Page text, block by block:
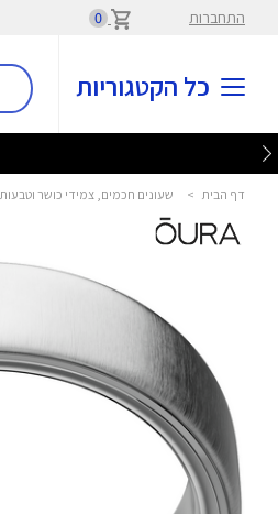
התחברות 0
כל הקטגוריות
דף הבית > שעונים חכמים, צמידי כושר